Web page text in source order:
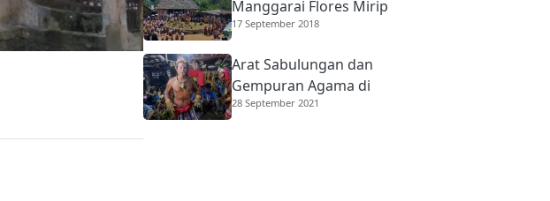
Manggarai Flores Mirip
Rumah Gadang
17 September 2018
Arat Sabulungan dan
Gempuran Agama di
Mentawai
28 September 2021